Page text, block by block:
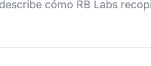
cómo RB Labs